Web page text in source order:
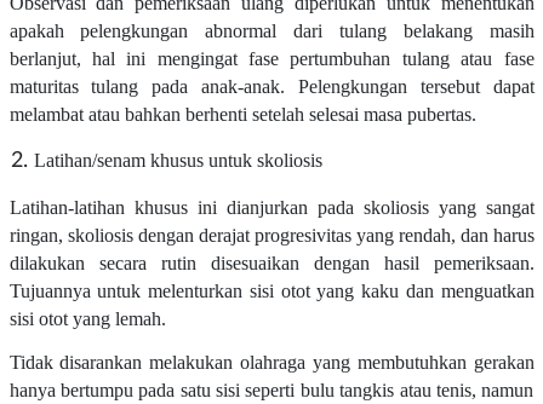
apakah pelengkungan abnormal dari tulang belakang masih
berlanjut, hal ini mengingat fase pertumbuhan tulang atau fase
maturitas tulang pada anak-anak. Pelengkungan tersebut dapat
melambat atau bahkan berhenti setelah selesai masa pubertas.
Latihan/senam khusus untuk skoliosis
Latihan-latihan khusus ini dianjurkan pada skoliosis yang sangat
ringan, skoliosis dengan derajat progresivitas yang rendah, dan harus
dilakukan secara rutin disesuaikan dengan hasil pemeriksaan.
Tujuannya untuk melenturkan sisi otot yang kaku dan menguatkan
sisi otot yang lemah.
Tidak disarankan melakukan olahraga yang membutuhkan gerakan
hanya bertumpu pada satu sisi seperti bulu tangkis atau tenis, namun